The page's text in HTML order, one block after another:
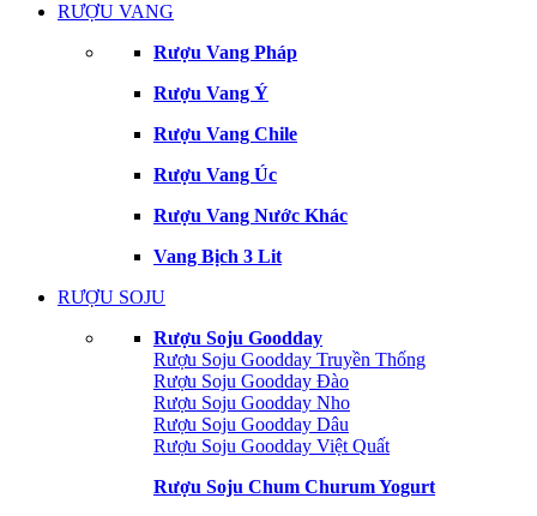
RƯỢU VANG
Rượu Vang Pháp
Rượu Vang Ý
Rượu Vang Chile
Rượu Vang Úc
Rượu Vang Nước Khác
Vang Bịch 3 Lit
RƯỢU SOJU
Rượu Soju Goodday
Rượu Soju Goodday Truyền Thống
Rượu Soju Goodday Đào
Rượu Soju Goodday Nho
Rượu Soju Goodday Dâu
Rượu Soju Goodday Việt Quất
Rượu Soju Chum Churum Yogurt